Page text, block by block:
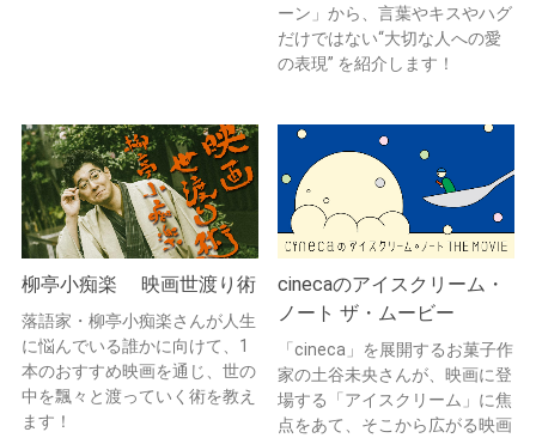
ーン」から、言葉やキスやハグ
だけではない“大切な人への愛
の表現” を紹介します！
柳亭小痴楽 映画世渡り術
落語家・柳亭小痴楽さんが人生
に悩んでいる誰かに向けて、1
本のおすすめ映画を通じ、世の
中を飄々と渡っていく術を教え
ます！
cinecaのアイスクリーム・
ノート ザ・ムービー
「cineca」を展開するお菓子作
家の土谷未央さんが、映画に登
場する「アイスクリーム」に焦
点をあて、そこから広がる映画